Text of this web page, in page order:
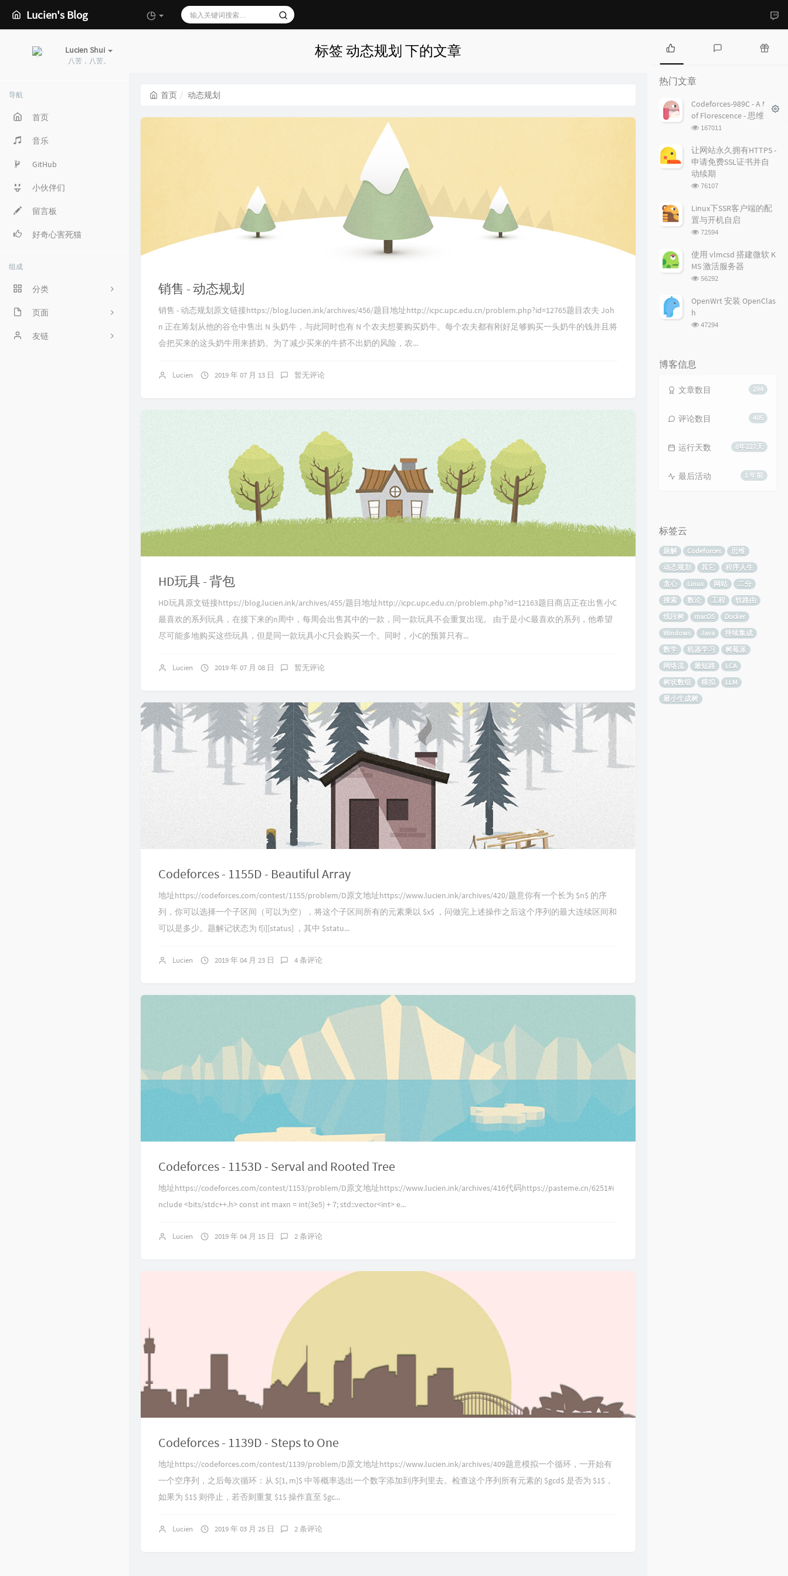
Lucien's Blog
Lucien Shui
八苦，八苦。
导航
首页
音乐
GitHub
小伙伴们
留言板
好奇心害死猫
组成
分类
程序人生
ACM
页面
好奇心害死猫
友链
标签 动态规划 下的文章
首页 动态规划
销售 - 动态规划
销售 - 动态规划原文链接https://blog.lucien.ink/archives/456/题目地址http://icpc.upc.edu.cn/problem.php?id=12765题目农夫 Joh
n 正在筹划从他的谷仓中售出 N 头奶牛，与此同时也有 N 个农夫想要购买奶牛。每个农夫都有刚好足够购买一头奶牛的钱并且将
会把买来的这头奶牛用来挤奶。为了减少买来的牛挤不出奶的风险，农...
Lucien 2019 年 07 月 13 日 暂无评论
HD玩具 - 背包
HD玩具原文链接https://blog.lucien.ink/archives/455/题目地址http://icpc.upc.edu.cn/problem.php?id=12163题目商店正在出售小C
最喜欢的系列玩具，在接下来的n周中，每周会出售其中的一款，同一款玩具不会重复出现。 由于是小C最喜欢的系列，他希望
尽可能多地购买这些玩具，但是同一款玩具小C只会购买一个。同时，小C的预算只有...
Lucien 2019 年 07 月 08 日 暂无评论
Codeforces - 1155D - Beautiful Array
地址https://codeforces.com/contest/1155/problem/D原文地址https://www.lucien.ink/archives/420/题意你有一个长为 $n$ 的序
列，你可以选择一个子区间（可以为空），将这个子区间所有的元素乘以 $x$ ，问做完上述操作之后这个序列的最大连续区间和
可以是多少。题解记状态为 f[i][status] ，其中 $statu...
Lucien 2019 年 04 月 23 日 4 条评论
Codeforces - 1153D - Serval and Rooted Tree
地址https://codeforces.com/contest/1153/problem/D原文地址https://www.lucien.ink/archives/416代码https://pasteme.cn/6251#i
nclude <bits/stdc++.h> const int maxn = int(3e5) + 7; std::vector<int> e...
Lucien 2019 年 04 月 15 日 2 条评论
Codeforces - 1139D - Steps to One
地址https://codeforces.com/contest/1139/problem/D原文地址https://www.lucien.ink/archives/409题意模拟一个循环，一开始有
一个空序列，之后每次循环：从 $[1, m]$ 中等概率选出一个数字添加到序列里去。检查这个序列所有元素的 $gcd$ 是否为 $1$，
如果为 $1$ 则停止，若否则重复 $1$ 操作直至 $gc...
Lucien 2019 年 03 月 25 日 2 条评论
热
门
文
章
热门文章
Codeforces-989C - A Mist
of Florescence - 思维
浏
次
数:
167011
让网站永久拥有HTTPS -
申请免费SSL证书并自
动续期
浏
次
数:
76107
Linux下SSR客户端的配
置与开机自启
浏
次
数:
72594
使用 vlmcsd 搭建微软 K
MS 激活服务器
浏
次
56292
OpenWrt 安装 OpenClas
h
浏
47294
博客信息
294
文章数目
405
评论数目
8年227天
运行天数
1 年前
最后活动
标签云
题解 Codeforces
思维
动态规划
其它
程序人生
贪心
Linux 网站
二分
搜索
数论 工程
软路由
线段树
macOS
Docker
Windows
Java
持续集成
数学
机器学习
树莓派
网络流
最短路
LCA
树状数组
模拟
LLM
最小生成树